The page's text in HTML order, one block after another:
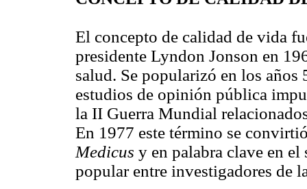
El concepto de calidad de vida
presidente Lyndon Jonson en
salud. Se popularizó en los
estudios de opinión pública
la II Guerra Mundial
En 1977 este término se
Medicus y en palabra clave en el
popular entre investigadores de